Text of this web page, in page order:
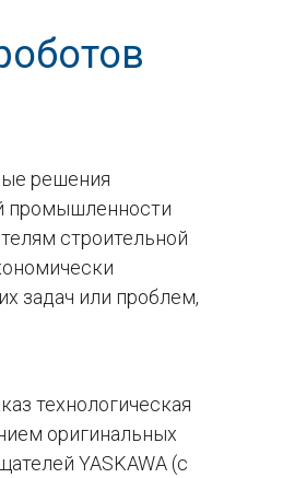
решения
промышленности
строительной
задач или проблем,
технологическая
оригинальных
YASKAWA (с